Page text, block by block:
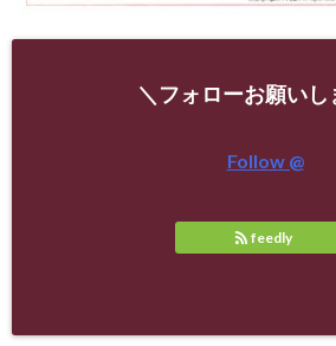
＼フォローお願いし
Follow @
feedly